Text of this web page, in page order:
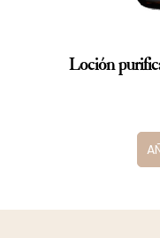
Loción